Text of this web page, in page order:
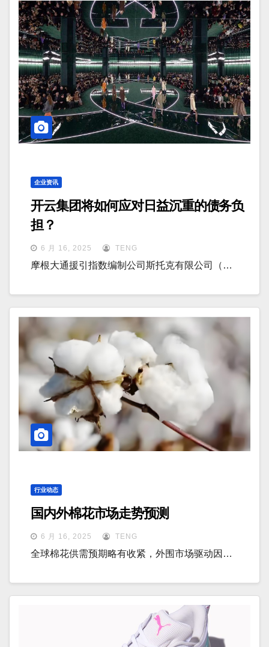
企业资讯
开云集团将如何应对日益沉重的债务负
担？
6 月 16, 2025 TENG
摩根大通援引指数编制公司斯托克有限公司（…
行业动态
国内外棉花市场走势预测
6 月 16, 2025 TENG
全球棉花供需预期略有收紧，外围市场驱动因…